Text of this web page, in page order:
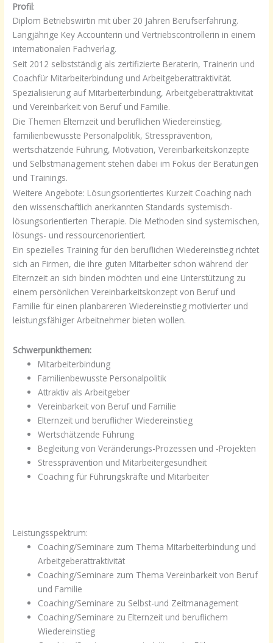
Profil:
Diplom Betriebswirtin mit über 20 Jahren Berufserfahrung.
Langjährige Key Accounterin und Vertriebscontrollerin in einem
internationalen Fachverlag.
Seit 2012 selbstständig als zertifizierte Beraterin, Trainerin und
Coachfür Mitarbeiterbindung und Arbeitgeberattraktivität.
Spezialisierung auf Mitarbeiterbindung, Arbeitgeberattraktivität
und Vereinbarkeit von Beruf und Familie.
Die Themen Elternzeit und beruflichen Wiedereinstieg,
familienbewusste Personalpolitik, Stressprävention,
wertschätzende Führung, Motivation, Vereinbarkeitskonzepte
und Selbstmanagement stehen dabei im Fokus der Beratungen
und Trainings.
Weitere Angebote: Lösungsorientiertes Kurzeit Coaching nach
den wissenschaftlich anerkannten Standards systemisch-
lösungsorientierten Therapie. Die Methoden sind systemischen,
lösungs- und ressourcenorientiert.
Ein spezielles Training für den beruflichen Wiedereinstieg richtet
sich an Firmen, die ihre guten Mitarbeiter schon während der
Elternzeit an sich binden möchten und eine Unterstützung zu
einem persönlichen Vereinbarkeitskonzept von Beruf und
Familie für einen planbareren Wiedereinstieg motivierter und
leistungsfähiger Arbeitnehmer bieten wollen.
Schwerpunkthemen:
Mitarbeiterbindung
Familienbewusste Personalpolitik
Attraktiv als Arbeitgeber
Vereinbarkeit von Beruf und Familie
Elternzeit und beruflicher Wiedereinstieg
Wertschätzende Führung
Begleitung von Veränderungs-Prozessen und -Projekten
Stressprävention und Mitarbeitergesundheit
Coaching für Führungskräfte und Mitarbeiter
Leistungsspektrum:
Coaching/Seminare zum Thema Mitarbeiterbindung und
Arbeitgeberattraktivität
Coaching/Seminare zum Thema Vereinbarkeit von Beruf
und Familie
Coaching/Seminare zu Selbst-und Zeitmanagement
Coaching/Seminare zu Elternzeit und beruflichem
Wiedereinstieg